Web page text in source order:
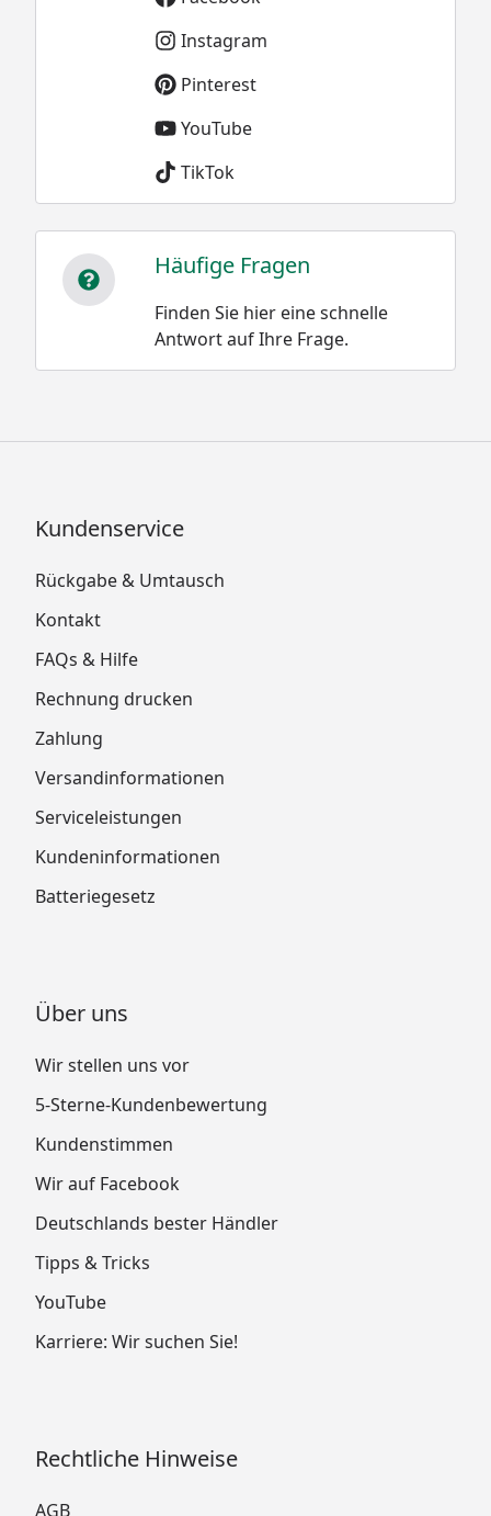
Instagram
Pinterest
YouTube
TikTok
Häufige Fragen
Finden Sie hier eine schnelle
Antwort auf Ihre Frage.
Kundenservice
Rückgabe & Umtausch
Kontakt
FAQs & Hilfe
Rechnung drucken
Zahlung
Versandinformationen
Serviceleistungen
Kundeninformationen
Batteriegesetz
Über uns
Wir stellen uns vor
5-Sterne-Kundenbewertung
Kundenstimmen
Wir auf Facebook
Deutschlands bester Händler
Tipps & Tricks
YouTube
Karriere: Wir suchen Sie!
Rechtliche Hinweise
AGB